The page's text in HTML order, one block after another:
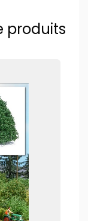
produits